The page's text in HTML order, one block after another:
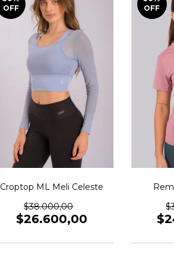
OFF
Croptop ML Meli Celeste
$38.000,00
$26.600,00
OFF